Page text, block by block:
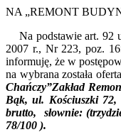
NA „REMONT
Na podstawie art. 92
2007 r., Nr 223, poz.
informuję, że w
na wybrana została
Chańczy”Zakład
Bąk, ul. Kościuszki 72,
brutto, słownie:
78/100 ).